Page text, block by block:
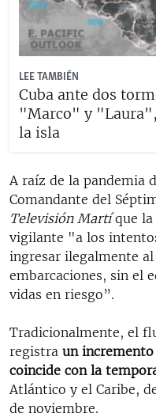
LEE TAMBIÉN
Cuba ante dos
"Marco" y
la isla
A raíz de la pandemia
Comandante del
Televisión Martíque la
vigilante "a los
ingresar ilegalmente
embarcaciones, sin el
vidas en riesgo”.
Tradicionalmente, el
registra un incremento
coincide con la
Atlántico y el Caribe,
de noviembre.